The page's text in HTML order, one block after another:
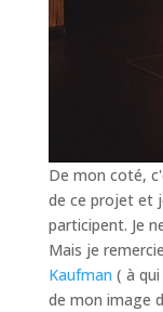
De mon coté,
de ce projet et
participent. Je
Mais je remercie
Kaufman ( à
de mon image